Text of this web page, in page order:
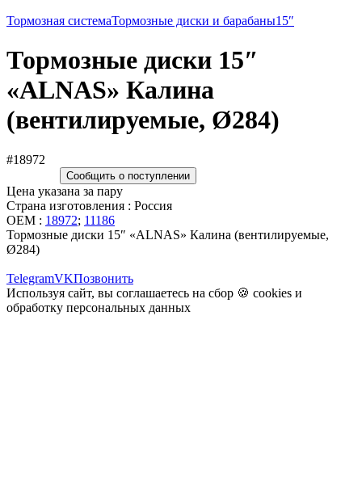
Тормозная системаТормозные диски и барабаны15″
Тормозные диски 15″
«ALNAS» Калина
(вентилируемые, Ø284)
#18972
Сообщить о поступлении
Цена указана за пару
Страна изготовления : Россия
OEM : 18972; 11186
Тормозные диски 15″ «ALNAS» Калина (вентилируемые,
Ø284)
TelegramVKПозвонить
Используя сайт, вы соглашаетесь на сбор 🍪 cookies и
обработку персональных данных